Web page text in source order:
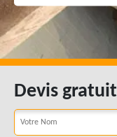
Devis gratuit